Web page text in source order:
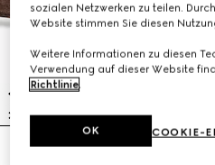
sozialen Netzwerken zu teilen.
Website stimmen Sie diesen
Weitere Informationen zu diesen
Verwendung auf dieser Website
Richtlinie.
COOKIE-
OK